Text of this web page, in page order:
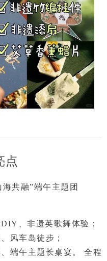
点
海共融”端午主题团
、非遗英歌舞体验；
风车岛徒步；
端午主题长桌宴。 全程